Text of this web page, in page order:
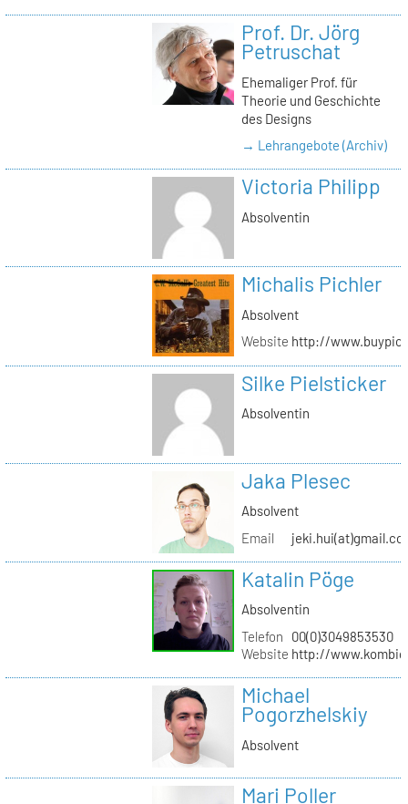
Prof. Dr. Jörg
Petruschat
Ehemaliger Prof. für
Theorie und Geschichte
des Designs
→ Lehrangebote (Archiv)
Victoria Philipp
Absolventin
Michalis Pichler
Absolvent
Website http://
Silke Pielsticker
Absolventin
Jaka Plesec
Absolvent
Email
Katalin Pöge
Absolventin
Telefon
00(0)3049853530
Website http://
Michael
Pogorzhelskiy
Absolvent
Mari Poller